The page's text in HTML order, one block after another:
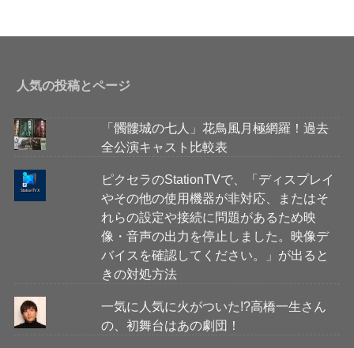
人気の投稿とページ
「髑髏城の七人」花鳥風月極網羅！過去
全公演キャスト比較表
ピクセラのStationTVで、「ディスプレイ
やその他の使用機器が非対応、またはそ
れらの設定や接続に問題があるため映
像・音声の出力を停止しました。映像デ
バイスを確認してください。」が出ると
きの対処方法
一気に人気に火がついた!?高橋一生さん
の、初舞台はあの劇団！